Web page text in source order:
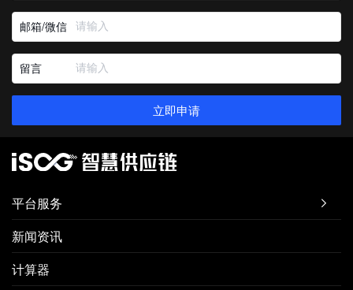
邮箱/微信
留言
立即申请
平台服务 
新闻资讯
计算器